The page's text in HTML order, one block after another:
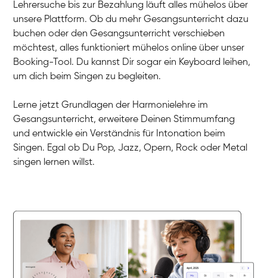
Gesang / Vocal
Gesang / Vocal
Gesang / Vocal
Gesang / Vocal
Gesang / Vocal
Gesang / Vocal
Gesang / Vocal
Gesang / Vocal
Gesang / Vocal
Lehrersuche bis zur Bezahlung läuft alles mühelos über
unsere Plattform. Ob du mehr Gesangsunterricht dazu
buchen oder den Gesangsunterricht verschieben
möchtest, alles funktioniert mühelos online über unser
Booking-Tool. Du kannst Dir sogar ein Keyboard leihen,
um dich beim Singen zu begleiten.
Lerne jetzt Grundlagen der Harmonielehre im
Gesangsunterricht, erweitere Deinen Stimmumfang
und entwickle ein Verständnis für Intonation beim
Singen. Egal ob Du Pop, Jazz, Opern, Rock oder Metal
singen lernen willst.